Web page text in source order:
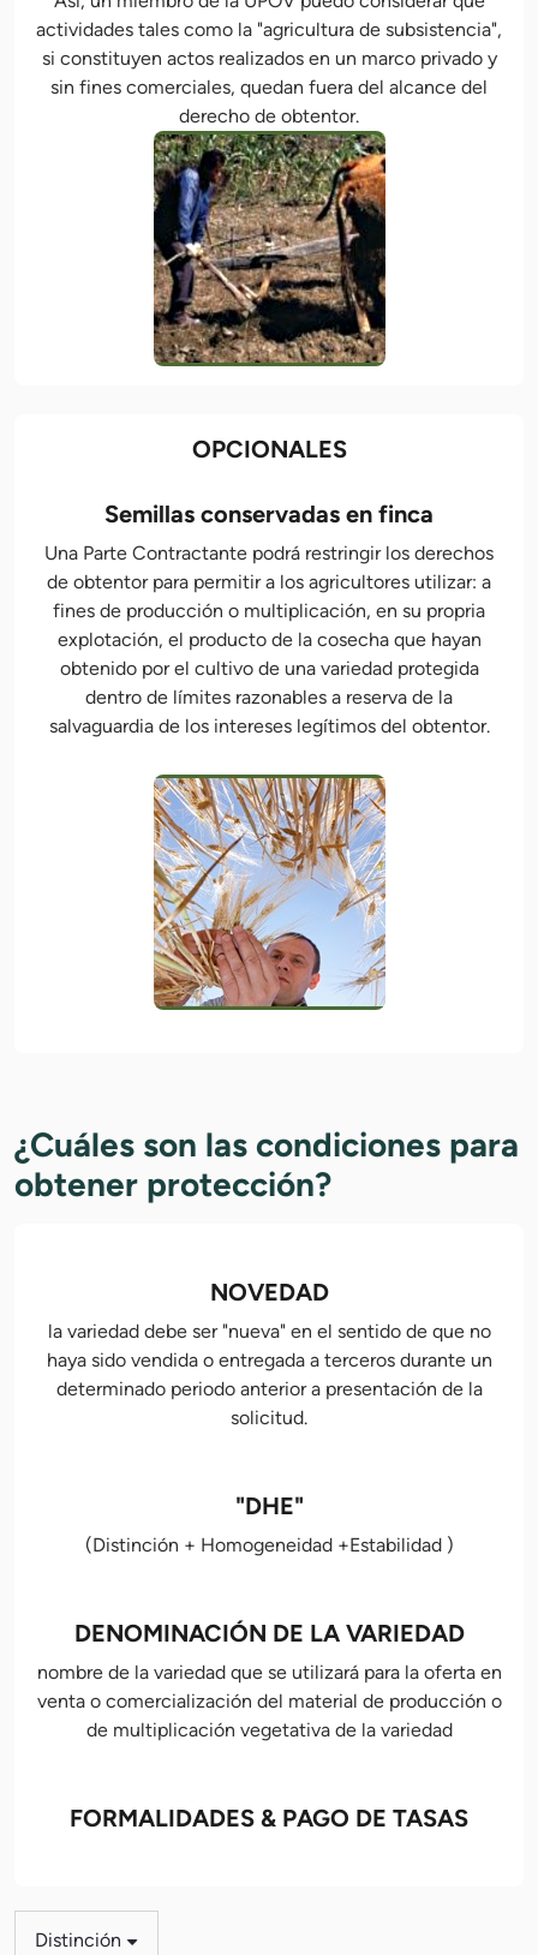
actividades tales como la "agricultura de subsistencia",
si constituyen actos realizados en un marco privado y
sin fines comerciales, quedan fuera del alcance del
derecho de obtentor.
OPCIONALES
Semillas conservadas en finca
Una Parte Contractante podrá restringir los derechos
de obtentor para permitir a los agricultores utilizar: a
fines de producción o multiplicación, en su propria
explotación, el producto de la cosecha que hayan
obtenido por el cultivo de una variedad protegida
dentro de límites razonables a reserva de la
salvaguardia de los intereses legítimos del obtentor.
¿Cuáles son las condiciones para
obtener protección?
NOVEDAD
la variedad debe ser "nueva" en el sentido de que no
haya sido vendida o entregada a terceros durante un
determinado periodo anterior a presentación de la
solicitud.
"DHE"
(Distinción + Homogeneidad +Estabilidad )
DENOMINACIÓN DE LA VARIEDAD
nombre de la variedad que se utilizará para la oferta en
venta o comercialización del material de producción o
de multiplicación vegetativa de la variedad
FORMALIDADES & PAGO DE TASAS
Distinción